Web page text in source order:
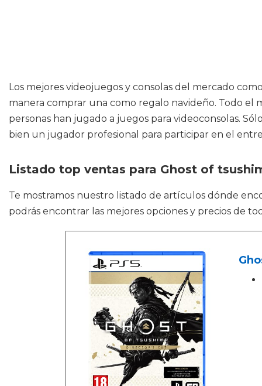
Los mejores videojuegos y consolas del mercado
manera comprar una como regalo navideño. Todo
personas han jugado a juegos para videoconsolas.
bien un jugador profesional para participar en el
Listado top ventas para Ghost of
Te mostramos nuestro listado de artículos dónde
podrás encontrar las mejores opciones y precios de